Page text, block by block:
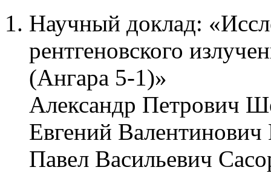
Научный доклад:
рентгеновского
(Ангара 5-1)»
Александр Петрович
Евгений
Павел Васильевич